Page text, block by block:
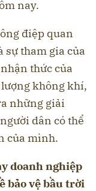
nay.
điệp quan
tham gia của
thức của
không khí,
những giải
dân có thể
của mình.
doanh nghiệp
bảo vệ bầu trời